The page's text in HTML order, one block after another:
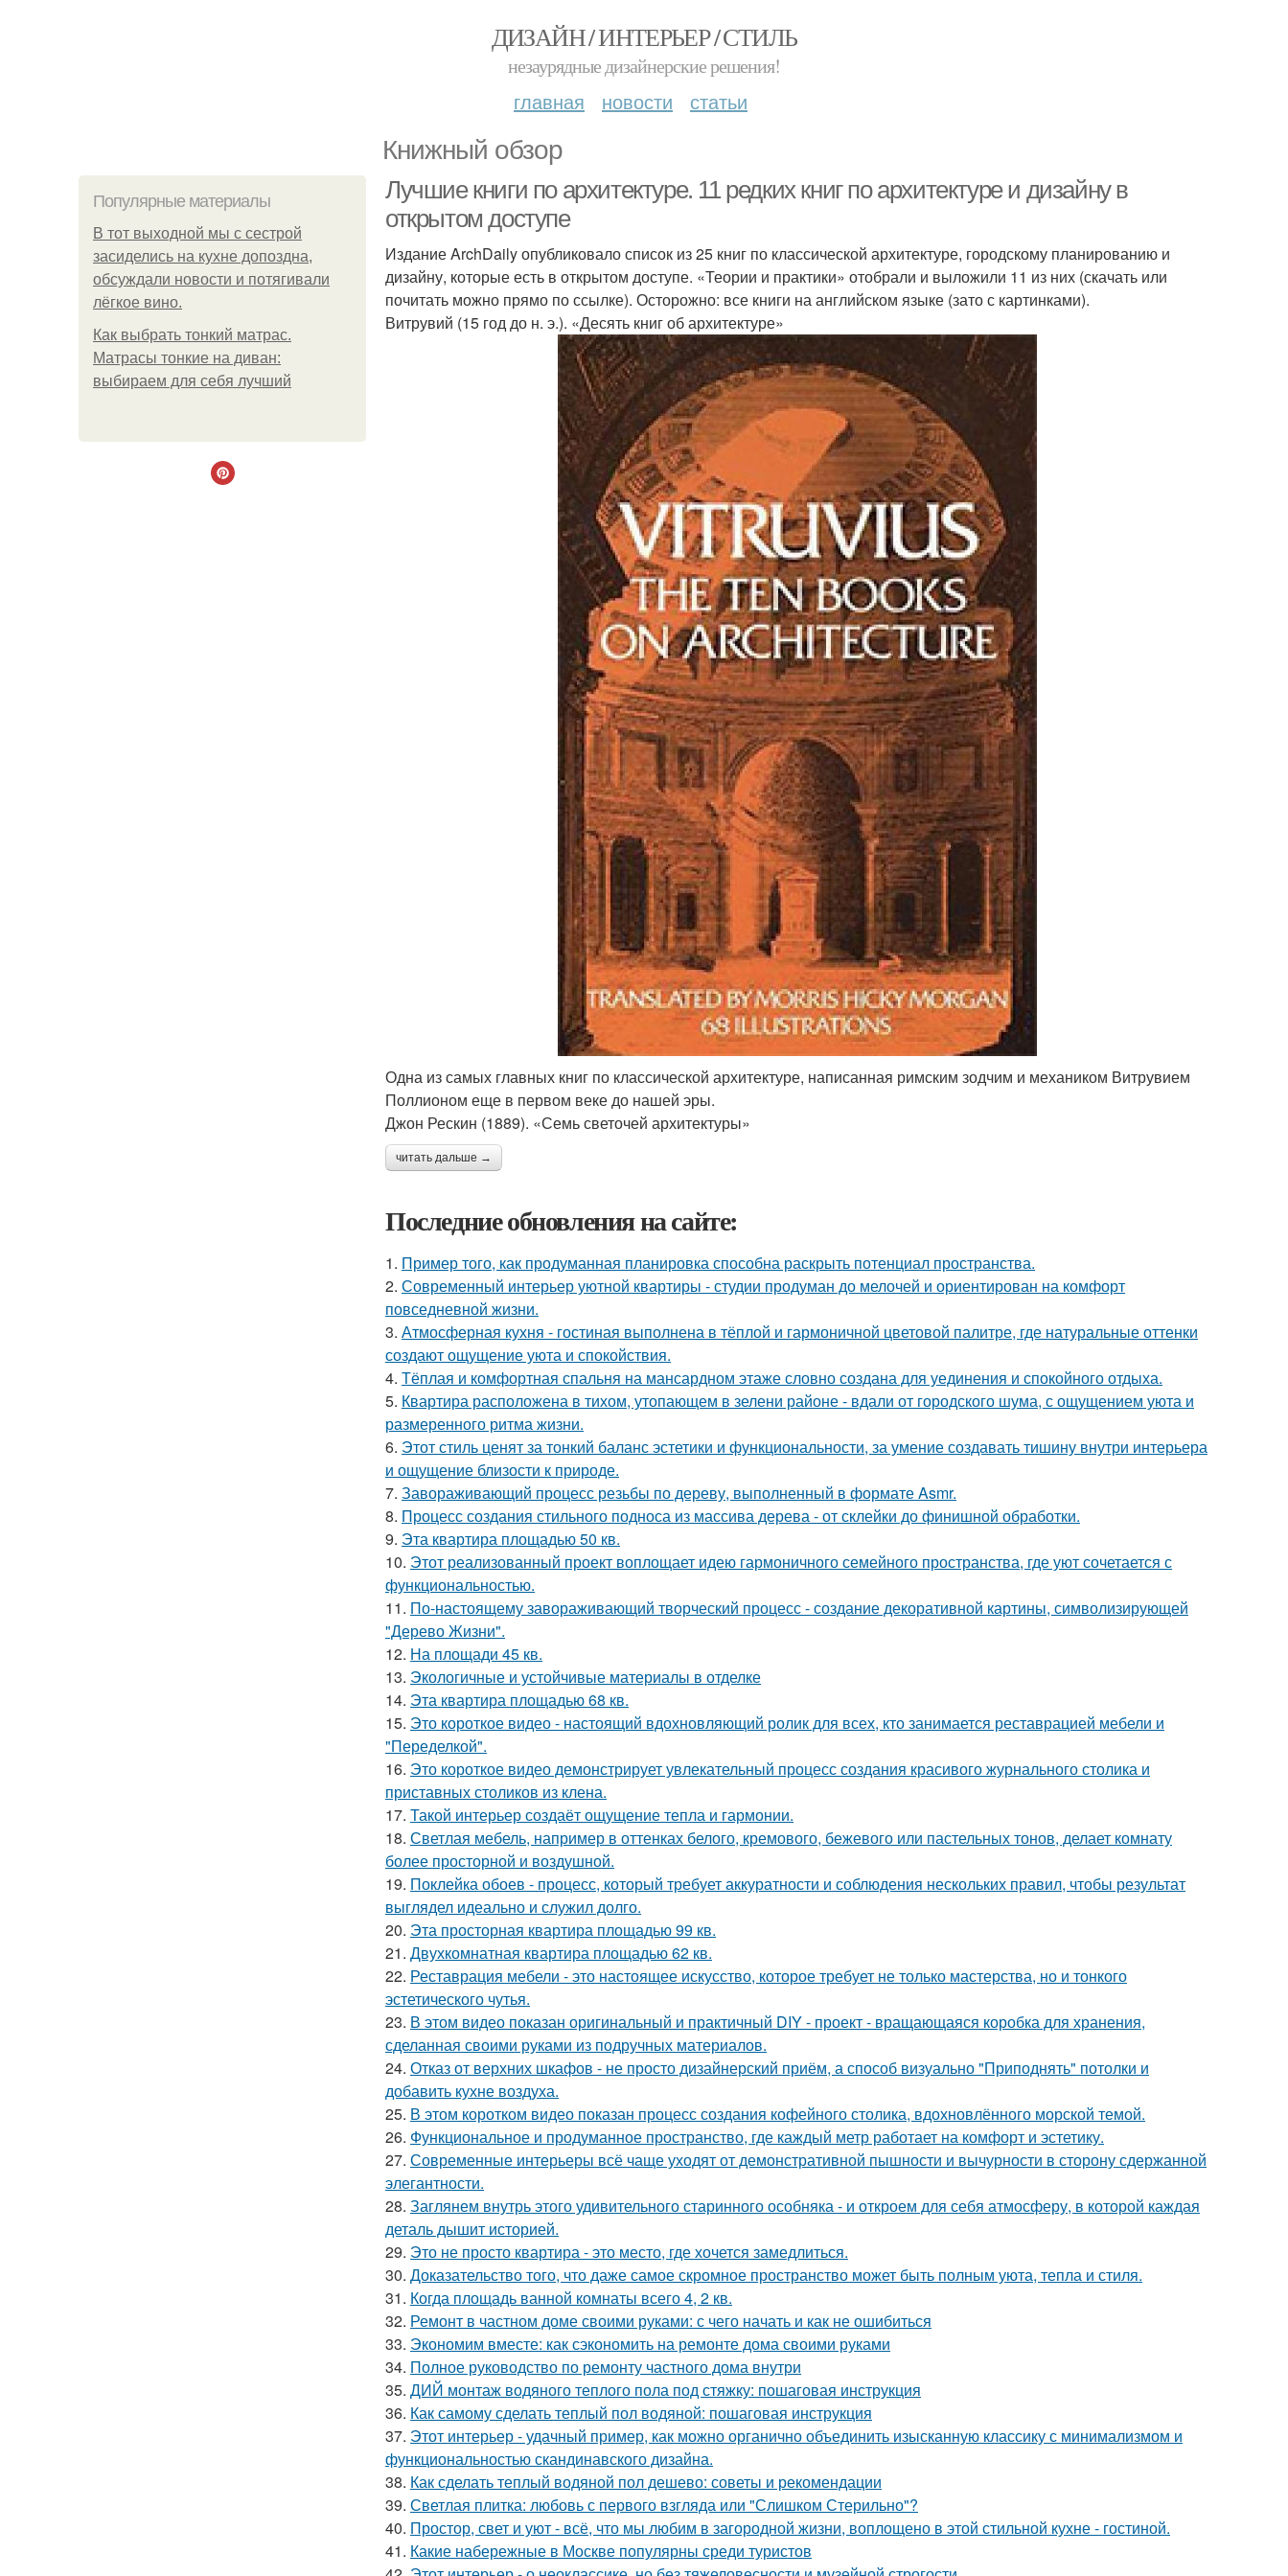
ДИЗАЙН / ИНТЕРЬЕР / СТИЛЬ
незаурядные дизайнерские решения!
главная новости статьи
Книжный обзор
Популярные материалы
В тот выходной мы с сестрой
засиделись на кухне допоздна,
обсуждали новости и потягивали
лёгкое вино.
Как выбрать тонкий матрас.
Матрасы тонкие на диван:
выбираем для себя лучший
Лучшие книги по архитектуре. 11 редких книг по архитектуре и дизайну в
открытом доступе
Издание ArchDaily опубликовало список из 25 книг по классической архитектуре, городскому планированию и
дизайну, которые есть в открытом доступе. «Теории и практики» отобрали и выложили 11 из них (скачать или
почитать можно прямо по ссылке). Осторожно: все книги на английском языке (зато с картинками).
Витрувий (15 год до н. э.). «Десять книг об архитектуре»
Одна из самых главных книг по классической архитектуре, написанная римским зодчим и механиком Витрувием
Поллионом еще в первом веке до нашей эры.
Джон Рескин (1889). «Семь светочей архитектуры»
читать дальше →
Последние обновления на сайте:
1. Пример того, как продуманная планировка способна раскрыть потенциал пространства.
2. Современный интерьер уютной квартиры - студии продуман до мелочей и ориентирован на комфорт
повседневной жизни.
3. Атмосферная кухня - гостиная выполнена в тёплой и гармоничной цветовой палитре, где натуральные оттенки
создают ощущение уюта и спокойствия.
4. Тёплая и комфортная спальня на мансардном этаже словно создана для уединения и спокойного отдыха.
5. Квартира расположена в тихом, утопающем в зелени районе - вдали от городского шума, с ощущением уюта и
размеренного ритма жизни.
6. Этот стиль ценят за тонкий баланс эстетики и функциональности, за умение создавать тишину внутри интерьера
и ощущение близости к природе.
7. Завораживающий процесс резьбы по дереву, выполненный в формате Asmr.
8. Процесс создания стильного подноса из массива дерева - от склейки до финишной обработки.
9. Эта квартира площадью 50 кв.
10. Этот реализованный проект воплощает идею гармоничного семейного пространства, где уют сочетается с
функциональностью.
11. По-настоящему завораживающий творческий процесс - создание декоративной картины, символизирующей
"Дерево Жизни".
12. На площади 45 кв.
13. Экологичные и устойчивые материалы в отделке
14. Эта квартира площадью 68 кв.
15. Это короткое видео - настоящий вдохновляющий ролик для всех, кто занимается реставрацией мебели и
"Переделкой".
16. Это короткое видео демонстрирует увлекательный процесс создания красивого журнального столика и
приставных столиков из клена.
17. Такой интерьер создаёт ощущение тепла и гармонии.
18. Светлая мебель, например в оттенках белого, кремового, бежевого или пастельных тонов, делает комнату
более просторной и воздушной.
19. Поклейка обоев - процесс, который требует аккуратности и соблюдения нескольких правил, чтобы результат
выглядел идеально и служил долго.
20. Эта просторная квартира площадью 99 кв.
21. Двухкомнатная квартира площадью 62 кв.
22. Реставрация мебели - это настоящее искусство, которое требует не только мастерства, но и тонкого
эстетического чутья.
23. В этом видео показан оригинальный и практичный DIY - проект - вращающаяся коробка для хранения,
сделанная своими руками из подручных материалов.
24. Отказ от верхних шкафов - не просто дизайнерский приём, а способ визуально "Приподнять" потолки и
добавить кухне воздуха.
25. В этом коротком видео показан процесс создания кофейного столика, вдохновлённого морской темой.
26. Функциональное и продуманное пространство, где каждый метр работает на комфорт и эстетику.
27. Современные интерьеры всё чаще уходят от демонстративной пышности и вычурности в сторону сдержанной
элегантности.
28. Заглянем внутрь этого удивительного старинного особняка - и откроем для себя атмосферу, в которой каждая
деталь дышит историей.
29. Это не просто квартира - это место, где хочется замедлиться.
30. Доказательство того, что даже самое скромное пространство может быть полным уюта, тепла и стиля.
31. Когда площадь ванной комнаты всего 4, 2 кв.
32. Ремонт в частном доме своими руками: с чего начать и как не ошибиться
33. Экономим вместе: как сэкономить на ремонте дома своими руками
34. Полное руководство по ремонту частного дома внутри
35. ДИЙ монтаж водяного теплого пола под стяжку: пошаговая инструкция
36. Как самому сделать теплый пол водяной: пошаговая инструкция
37. Этот интерьер - удачный пример, как можно органично объединить изысканную классику с минимализмом и
функциональностью скандинавского дизайна.
38. Как сделать теплый водяной пол дешево: советы и рекомендации
39. Светлая плитка: любовь с первого взгляда или "Слишком Стерильно"?
40. Простор, свет и уют - всё, что мы любим в загородной жизни, воплощено в этой стильной кухне - гостиной.
41. Какие набережные в Москве популярны среди туристов